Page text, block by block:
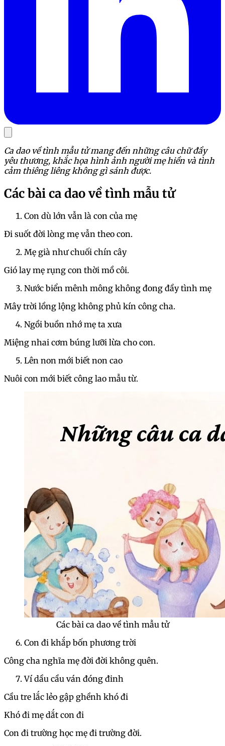
Ca dao về tình mẫu tử mang đến những câu chữ đầy
yêu thương, khắc họa hình ảnh người mẹ hiền và tình
cảm thiêng liêng không gì sánh được.
Các bài ca dao về tình mẫu tử
Con dù lớn vẫn là con của mẹ
Đi suốt đời lòng mẹ vẫn theo con.
Mẹ già như chuối chín cây
Gió lay mẹ rụng con thời mồ côi.
Nước biển mênh mông không đong đầy tình mẹ
Mây trời lồng lộng không phủ kín công cha.
Ngồi buồn nhớ mẹ ta xưa
Miệng nhai cơm búng lưỡi lừa cho con.
Lên non mới biết non cao
Nuôi con mới biết công lao mẫu từ.
Các bài ca dao về tình mẫu tử
Con đi khắp bốn phương trời
Công cha nghĩa mẹ đời đời không quên.
Ví dầu cầu ván đóng đinh
Cầu tre lắc lẻo gập ghềnh khó đi
Khó đi mẹ dắt con đi
Con đi trường học mẹ đi trường đời.